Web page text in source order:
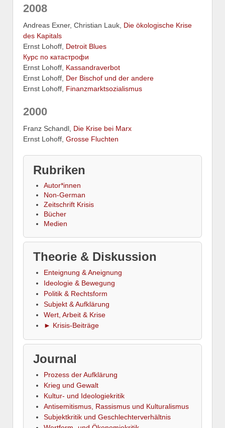
2008
Andreas Exner, Christian Lauk, Die ökologische Krise
des Kapitals
Ernst Lohoff, Detroit Blues
Курс по катастрофи
Ernst Lohoff, Kassandraverbot
Ernst Lohoff, Der Bischof und der andere
Ernst Lohoff, Finanzmarktsozialismus
2000
Franz Schandl, Die Krise bei Marx
Ernst Lohoff, Grosse Fluchten
Rubriken
Autor*innen
Non-German
Zeitschrift Krisis
Bücher
Medien
Theorie & Diskussion
Enteignung & Aneignung
Ideologie & Bewegung
Politik & Rechtsform
Subjekt & Aufklärung
Wert, Arbeit & Krise
► Krisis-Beiträge
Journal
Prozess der Aufklärung
Krieg und Gewalt
Kultur- und Ideologiekritik
Antisemitismus, Rassismus und Kulturalismus
Subjektkritik und Geschlechterverhältnis